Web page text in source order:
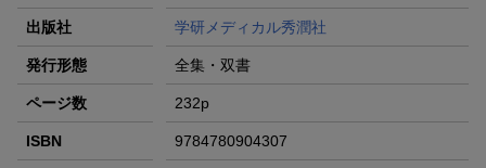
出版社 学研メディカル秀潤社
発行形態 全集・双書
ページ数 232p
ISBN 9784780904307